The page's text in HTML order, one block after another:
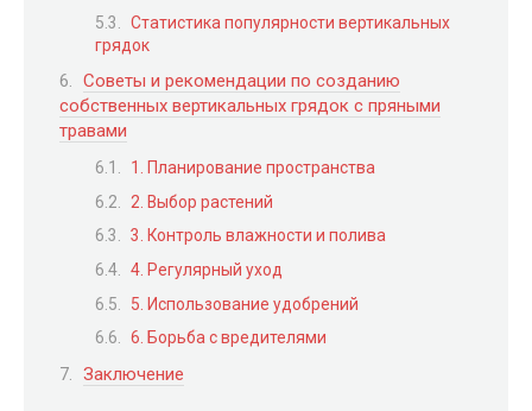
Статистика популярности вертикальных
грядок
Советы и рекомендации по созданию
собственных вертикальных грядок с пряными
травами
1. Планирование пространства
2. Выбор растений
3. Контроль влажности и полива
4. Регулярный уход
5. Использование удобрений
6. Борьба с вредителями
Заключение